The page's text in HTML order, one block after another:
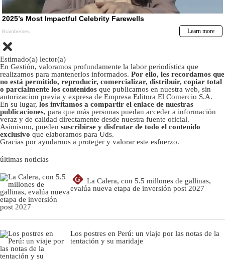
Estimado(a) lector(a)
En Gestión, valoramos profundamente la labor periodística que
realizamos para mantenerlos informados. Por ello, les recordamos que
no está permitido, reproducir, comercializar, distribuir, copiar total
o parcialmente los contenidos que publicamos en nuestra web, sin
autorizacion previa y expresa de Empresa Editora El Comercio S.A.
En su lugar, los invitamos a compartir el enlace de nuestras
publicaciones, para que más personas puedan acceder a información
veraz y de calidad directamente desde nuestra fuente oficial.
Asimismo, pueden suscribirse y disfrutar de todo el contenido
exclusivo que elaboramos para Uds.
Gracias por ayudarnos a proteger y valorar este esfuerzo.
últimas noticias
G
La Calera, con 5.5 millones de gallinas,
evalúa nueva etapa de inversión post 2027
Los postres en Perú: un viaje por las notas de la
tentación y su maridaje